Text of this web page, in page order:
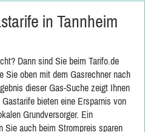
in Tannheim
Dann sind Sie beim Tarifo.de
Sie oben mit dem Gasrechner nach
dieser Gas-Suche zeigt Ihnen
bieten eine Ersparnis von
Grundversorger. Ein
Sie auch beim Strompreis sparen